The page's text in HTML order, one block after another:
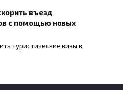
въезд
с помощью новых
туристические визы в